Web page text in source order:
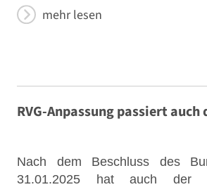
mehr lesen
RVG-Anpassung passiert auch
Nach dem Beschluss des
31.01.2025 hat auch der